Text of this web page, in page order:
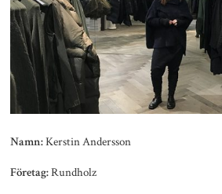
Namn: Kerstin Andersson
Företag: Rundholz